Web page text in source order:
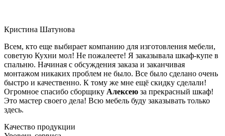
Кристина Шатунова
Всем, кто еще выбирает компанию для изготовления мебели,
советую Кухни мол! Не пожалеете! Я заказывала шкаф-купе в
спальню. Начиная с обсуждения заказа и заканчивая
монтажом никаких проблем не было. Все было сделано очень
быстро и качественно. К тому же мне ещё скидку сделали!
Огромное спасибо сборщику Алексею за прекрасный шкаф!
Это мастер своего дела! Всю мебель буду заказывать только
здесь.
Качество продукции